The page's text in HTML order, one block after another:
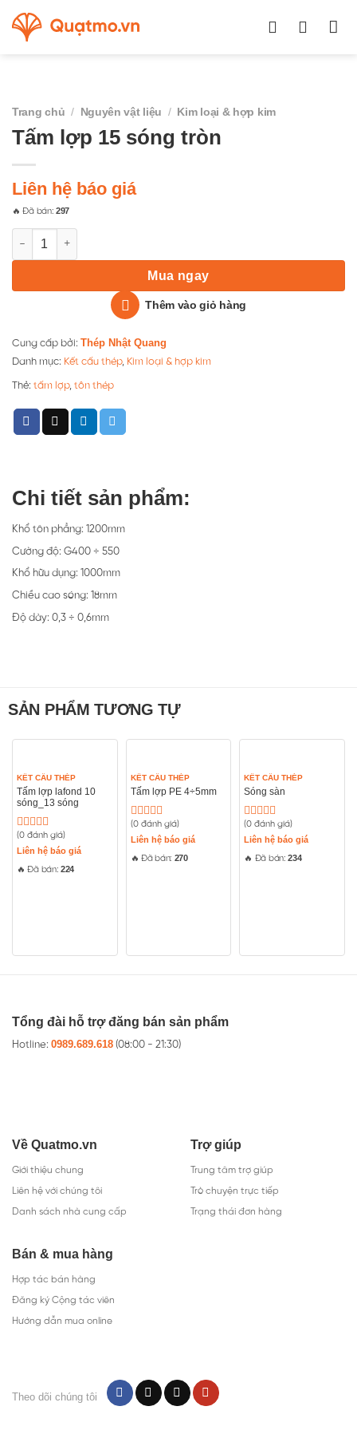
đến
Trang chủ / Nguyên vật liệu / Kim loại & hợp kim
Tấm lợp 15 sóng tròn
Liên hệ báo giá
🔥 Đã bán: 297
Tấm lợp 15 sóng tròn số lượng
Mua ngay
Thêm vào giỏ hàng
Cung cấp bởi: Thép Nhật Quang
Danh mục: Kết cấu thép, Kim loại & hợp kim
Thẻ: tấm lợp, tôn thép
Chi tiết sản phẩm:
Khổ tôn phẳng: 1200mm
Cường độ: G400 ÷ 550
Khổ hữu dụng: 1000mm
Chiều cao sóng: 18mm
Độ dày: 0,3 ÷ 0,6mm
SẢN PHẨM TƯƠNG TỰ
KẾT CẤU THÉP
Tấm lợp lafond 10
sóng_13 sóng
Được
xếp
0
(0 đánh giá)
Liên hệ báo giá
🔥 Đã bán: 224
KẾT CẤU THÉP
Tấm lợp PE 4÷5mm
Được
xếp
0
(0 đánh giá)
Liên hệ báo giá
🔥 Đã bán: 270
KẾT CẤU THÉP
Sóng sàn
Được
xếp
0
(0 đánh giá)
Liên hệ báo giá
🔥 Đã bán:234
Tổng đài hỗ trợ đăng bán sản phẩm
Hotline: 0989.689.618 (08:00 - 21:30)
Về Quatmo.vn
Giới thiệu chung
Liên hệ với chúng tôi
Danh sách nhà cung cấp
Trợ giúp
Trung tâm trợ giúp
Trò chuyện trực tiếp
Trạng thái đơn hàng
Bán & mua hàng
Hợp tác bán hàng
Đăng ký Cộng tác viên
Hướng dẫn mua online
Theo dõi chúng tôi